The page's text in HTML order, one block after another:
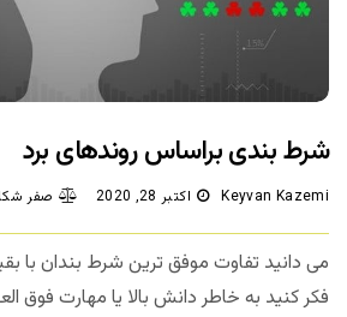
شرط بندی براساس روندهای برد
Keyvan Kazemi اکتبر 28, 2020 صفر
می دانید تفاوت موفق ترین شرط بندان با
فکر کنید به خاطر دانش بالا یا مهارت فوق